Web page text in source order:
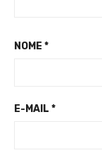
NOME *
E-MAIL *